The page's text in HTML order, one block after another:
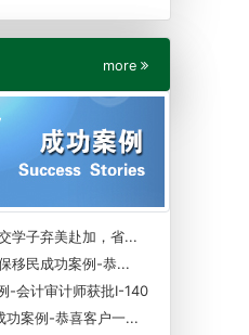
more
学子弃美赴加，省...
移民成功案例-恭...
-会计审计师获批I-140
功案例-恭喜客户一...